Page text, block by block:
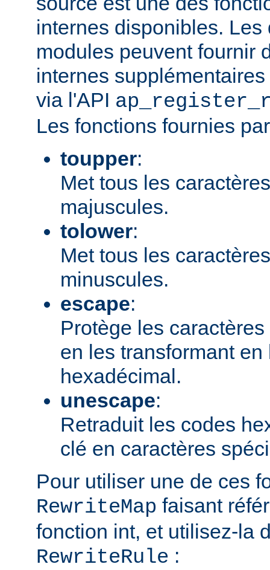
internes disponibles.
modules peuvent fournir
internes
via l'API
Les fonctions fournies
toupper:
Met tous les
majuscules.
tolower:
Met tous les
minuscules.
escape:
Protège les
en les transformant en
hexadécimal.
unescape:
Retraduit les codes
clé en caractères
Pour utiliser une de ces
RewriteMap faisant
fonction int, et utilisez-la
RewriteRule :